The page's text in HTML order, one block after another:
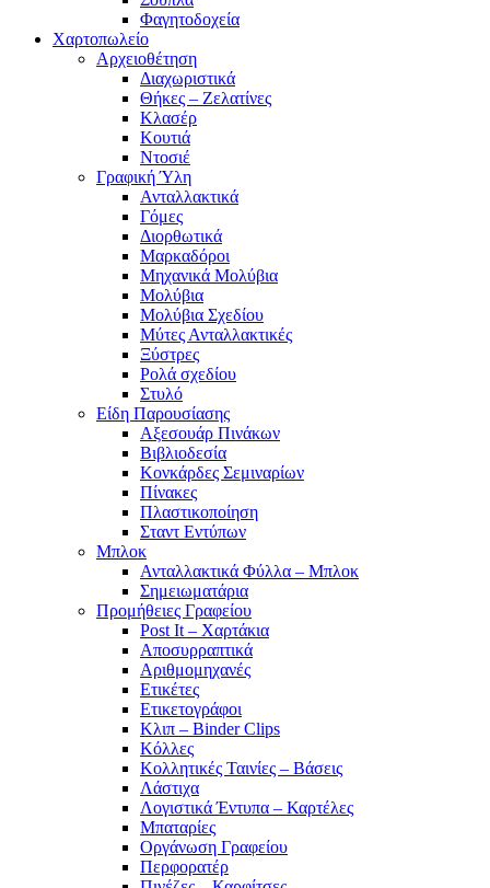
Φαγητοδοχεία
Χαρτοπωλείο
Αρχειοθέτηση
Διαχωριστικά
Θήκες – Ζελατίνες
Κλασέρ
Κουτιά
Ντοσιέ
Γραφική Ύλη
Ανταλλακτικά
Γόμες
Διορθωτικά
Μαρκαδόροι
Μηχανικά Μολύβια
Μολύβια
Μολύβια Σχεδίου
Μύτες Ανταλλακτικές
Ξύστρες
Ρολά σχεδίου
Στυλό
Είδη Παρουσίασης
Αξεσουάρ Πινάκων
Βιβλιοδεσία
Κονκάρδες Σεμιναρίων
Πίνακες
Πλαστικοποίηση
Σταντ Εντύπων
Μπλοκ
Ανταλλακτικά Φύλλα – Μπλοκ
Σημειωματάρια
Προμήθειες Γραφείου
Post It – Χαρτάκια
Αποσυρραπτικά
Αριθμομηχανές
Ετικέτες
Ετικετογράφοι
Κλιπ – Binder Clips
Κόλλες
Κολλητικές Ταινίες – Βάσεις
Λάστιχα
Λογιστικά Έντυπα – Καρτέλες
Μπαταρίες
Οργάνωση Γραφείου
Περφορατέρ